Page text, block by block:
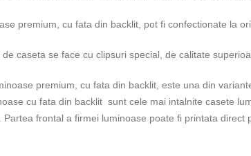
premium, cu fata din backlit, pot fi confectionate la
caseta se face cu clipsuri special, de calitate
premium, cu fata din backlit, este una din
cu fata din backlit sunt cele mai intalnite casete
Partea frontal a firmei luminoase poate fi printata